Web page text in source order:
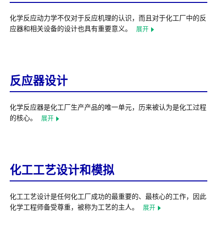
化学反应动力学不仅对于反应机理的认识，而且对于化工厂中的反
应器和相关设备的设计也具有重要意义。
展开
反应器设计
化学反应器是化工厂生产产品的唯一单元，历来被认为是化工过程
的核心。
展开
化工工艺设计和模拟
化工工艺设计是任何化工厂成功的最重要的、最核心的工作，因此
化学工程师备受尊重，被称为工艺的主人。
展开